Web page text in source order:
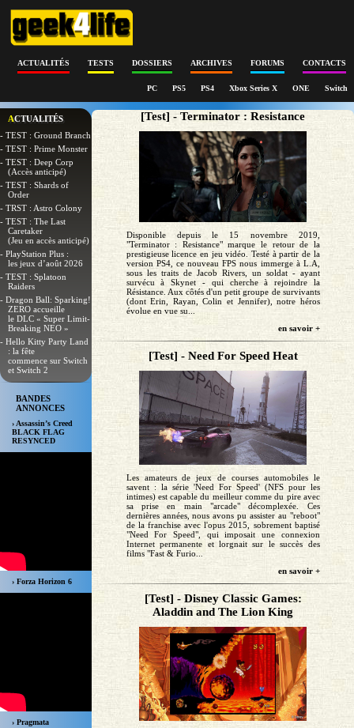
ACTUALITÉS TESTS DOSSIERS ARCHIVES FORUMS CONTACTS
PC PS5 PS4 Xbox Series X ONE Switch
ACTUALITÉS
- TEST : Ground Branch
- TEST : Prime Monster
- TEST : Deep Corp
(Accès anticipé)
- TEST : Shards of
Order
- TRST : Astro Colony
- TEST : The Last
Caretaker
(Jeu en accès anticipé)
- PlayStation Plus :
les jeux d’août 2026
- TEST : Splatoon
Raiders
- Dragon Ball: Sparking!
ZERO accueille
le DLC « Super Limit-
Breaking NEO »
- Hello Kitty Party Land
: la fête
commence sur Switch
et Switch 2
BANDES
ANNONCES
› Assassin’s Creed
BLACK FLAG
RESYNCED
› Forza Horizon 6
› Pragmata
[Test] - Terminator : Resistance
Disponible depuis le 15 novembre 2019,
"Terminator : Resistance" marque le retour de la
prestigieuse licence en jeu vidéo. Testé à partir de la
version PS4, ce nouveau FPS nous immerge à L.A,
sous les traits de Jacob Rivers, un soldat - ayant
survécu à Skynet - qui cherche à rejoindre la
Résistance. Aux côtés d'un petit groupe de survivants
(dont Erin, Rayan, Colin et Jennifer), notre héros
évolue en vue su...
en savoir +
[Test] - Need For Speed Heat
Les amateurs de jeux de courses automobiles le
savent : la série 'Need For Speed' (NFS pour les
intimes) est capable du meilleur comme du pire avec
sa prise en main "arcade" décomplexée. Ces
dernières années, nous avons pu assister au "reboot"
de la franchise avec l'opus 2015, sobrement baptisé
"Need For Speed", qui imposait une connexion
Internet permanente et lorgnait sur le succès des
films "Fast & Furio...
en savoir +
[Test] - Disney Classic Games:
Aladdin and The Lion King